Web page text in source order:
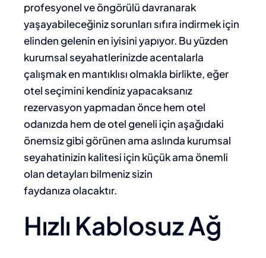
profesyonel ve öngörülü davranarak
yaşayabileceğiniz sorunları sıfıra indirmek için
elinden gelenin en iyisini yapıyor. Bu yüzden
kurumsal seyahatlerinizde acentalarla
çalışmak en mantıklısı olmakla birlikte, eğer
otel seçimini kendiniz yapacaksanız
rezervasyon yapmadan önce hem otel
odanızda hem de otel geneli için aşağıdaki
önemsiz gibi görünen ama aslında kurumsal
seyahatinizin kalitesi için küçük ama önemli
olan detayları bilmeniz sizin
faydanıza olacaktır.
Hızlı Kablosuz Ağ